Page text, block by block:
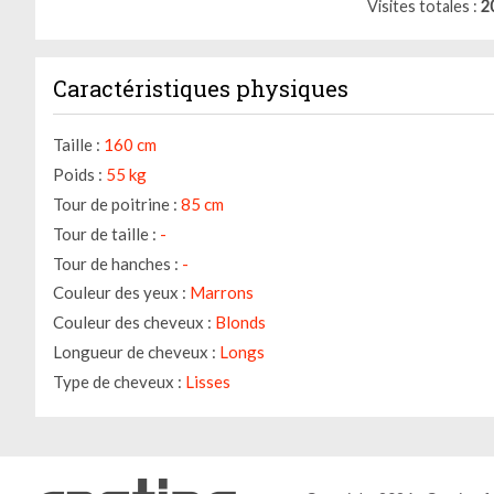
Visites totales
Caractéristiques physiques
Taille : 160 cm
Poids : 55 kg
Tour de poitrine : 85 cm
Tour de taille : -
Tour de hanches : -
Couleur des yeux : Marrons
Couleur des cheveux : Blonds
Longueur de cheveux : Longs
Type de cheveux : Lisses